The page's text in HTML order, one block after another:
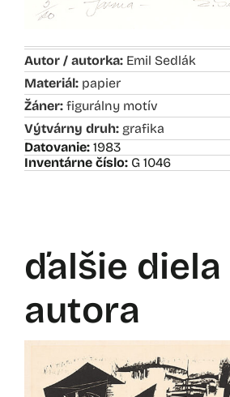
Autor / autorka: Emil Sedlák
Materiál: papier
Žáner: figurálny motív
Výtvárny druh: grafika
Datovanie: 1983
Inventárne číslo: G 1046
ďalšie diela
autora